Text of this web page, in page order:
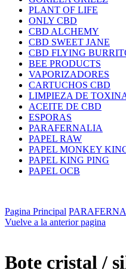
PLANT OF LIFE
ONLY CBD
CBD ALCHEMY
CBD SWEET JANE
CBD FLYING
BEE PRODUCTS
VAPORIZADORES
CARTUCHOS CBD
LIMPIEZA DE
ACEITE DE CBD
ESPORAS
PARAFERNALIA
PAPEL RAW
PAPEL MONKEY
PAPEL KING PING
PAPEL OCB
Pagina Principal
Vuelve a la anterior pagina
Bote cristal /